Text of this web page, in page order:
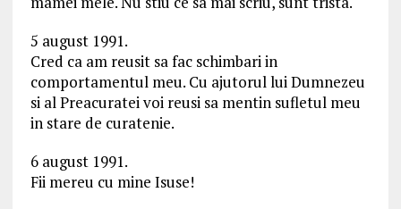
5 august 1991.
Cred ca am reusit sa fac schimbari in
comportamentul meu. Cu ajutorul lui Dumnezeu
si al Preacuratei voi reusi sa mentin sufletul meu
in stare de curatenie.
6 august 1991.
Fii mereu cu mine Isuse!